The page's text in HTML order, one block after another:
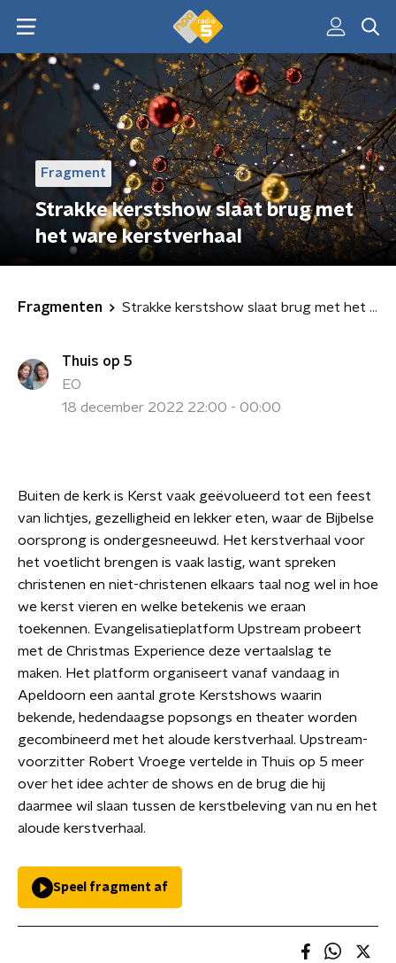
Fragment
Strakke kerstshow slaat brug met
het ware kerstverhaal
Fragmenten Strakke kerstshow slaat brug met het ware kerstverhaal
Thuis op 5
EO
18 december 2022 22:00 - 00:00
Buiten de kerk is Kerst vaak geëvolueerd tot een feest
van lichtjes, gezelligheid en lekker eten, waar de Bijbelse
oorsprong is ondergesneeuwd. Het kerstverhaal voor
het voetlicht brengen is vaak lastig, want spreken
christenen en niet-christenen elkaars taal nog wel in hoe
we kerst vieren en welke betekenis we eraan
toekennen. Evangelisatieplatform Upstream probeert
met de Christmas Experience deze vertaalslag te
maken. Het platform organiseert vanaf vandaag in
Apeldoorn een aantal grote Kerstshows waarin
bekende, hedendaagse popsongs en theater worden
gecombineerd met het aloude kerstverhaal. Upstream-
voorzitter Robert Vroege vertelde in Thuis op 5 meer
over het idee achter de shows en de brug die hij
daarmee wil slaan tussen de kerstbeleving van nu en het
aloude kerstverhaal.
Speel fragment af